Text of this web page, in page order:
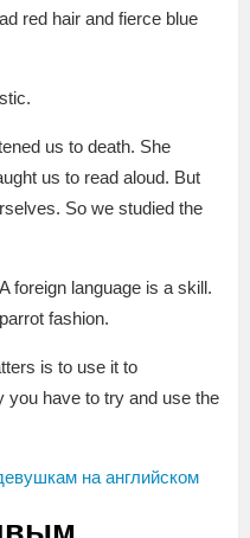
red hair and fierce blue
us to death. She
us to read aloud. But
So we studied the
foreign language is a skill.
fashion.
is to use it to
you have to try and use the
на английском